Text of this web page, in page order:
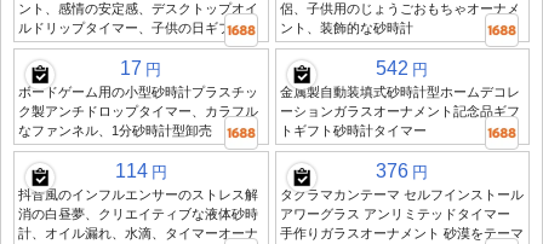
ント、感情の安定感、デスクトップオイ
ルドリップタイマー、子供の日ギフト
侶、子供用のじょうごおもちゃオーナメ
ント、装飾的な砂時計
17 円
ボードゲーム用の小型砂時計プラスチッ
ク製アンチドロップタイマー、カラフル
なファンネル、1分砂時計型卸売
542 円
金属製自動装填式砂時計型ホームデコレ
ーションガラスオーナメント記念品ギフ
トギフト砂時計タイマー
114 円
抖音風のインフルエンサーのストレス解
消の白昼夢、クリエイティブな液体砂時
計、オイル漏れ、水滴、タイマーオーナ
376 円
タクラマカンテーマ セルフインストール
アワーグラス アンリミテッドタイマー
手作りガラスオーナメント 砂漠をテーマ